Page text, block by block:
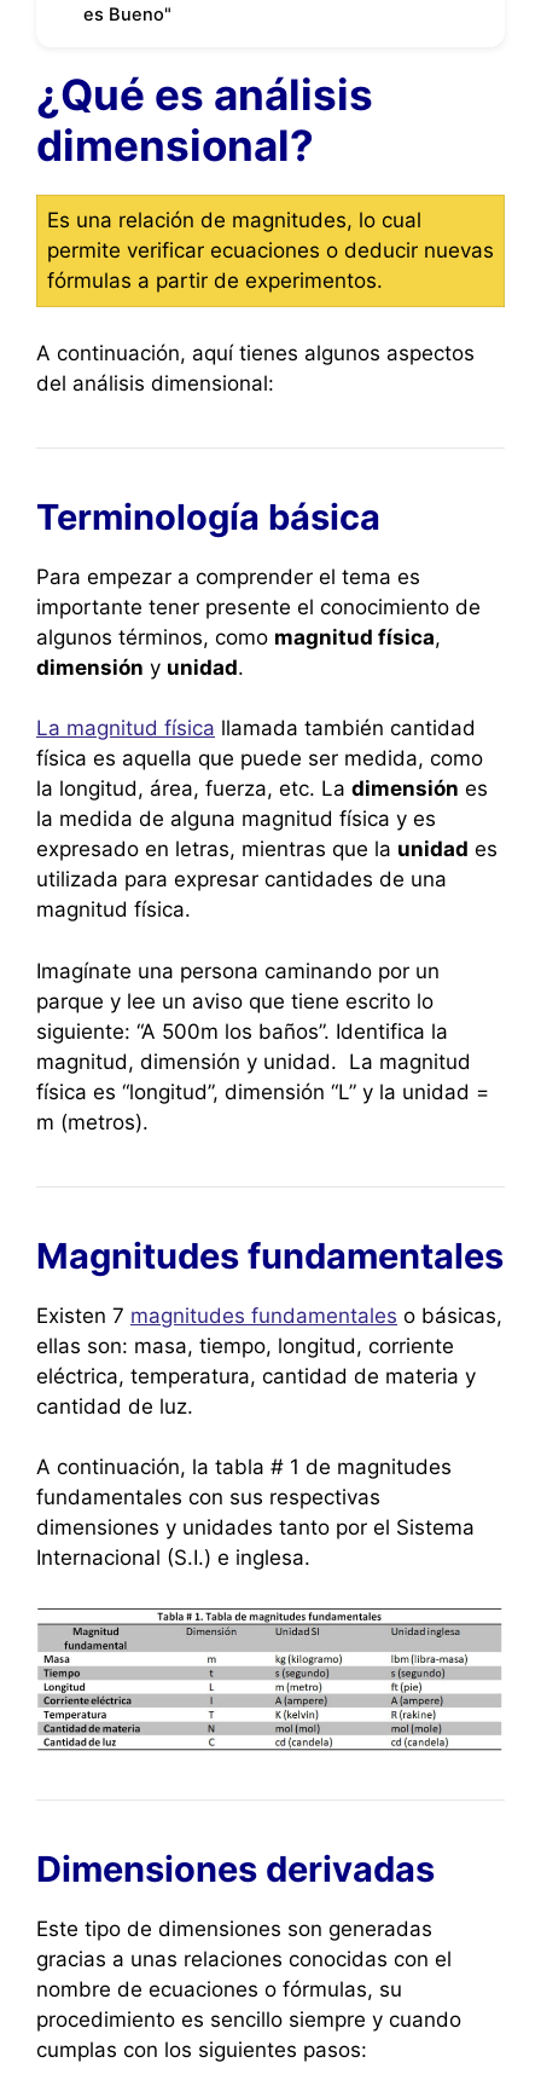
es Bueno"
¿Qué es análisis
dimensional?
Es una relación de magnitudes, lo cual
permite verificar ecuaciones o deducir nuevas
fórmulas a partir de experimentos.
A continuación, aquí tienes algunos aspectos
del análisis dimensional:
Terminología básica
Para empezar a comprender el tema es
importante tener presente el conocimiento de
algunos términos, como magnitud física,
dimensión y unidad.
La magnitud física llamada también cantidad
física es aquella que puede ser medida, como
la longitud, área, fuerza, etc. La dimensión es
la medida de alguna magnitud física y es
expresado en letras, mientras que la unidad es
utilizada para expresar cantidades de una
magnitud física.
Imagínate una persona caminando por un
parque y lee un aviso que tiene escrito lo
siguiente: “A 500m los baños”. Identifica la
magnitud, dimensión y unidad. La magnitud
física es “longitud”, dimensión “L” y la unidad =
m (metros).
Magnitudes fundamentales
Existen 7 magnitudes fundamentales o básicas,
ellas son: masa, tiempo, longitud, corriente
eléctrica, temperatura, cantidad de materia y
cantidad de luz.
A continuación, la tabla # 1 de magnitudes
fundamentales con sus respectivas
dimensiones y unidades tanto por el Sistema
Internacional (S.I.) e inglesa.
Dimensiones derivadas
Este tipo de dimensiones son generadas
gracias a unas relaciones conocidas con el
nombre de ecuaciones o fórmulas, su
procedimiento es sencillo siempre y cuando
cumplas con los siguientes pasos: